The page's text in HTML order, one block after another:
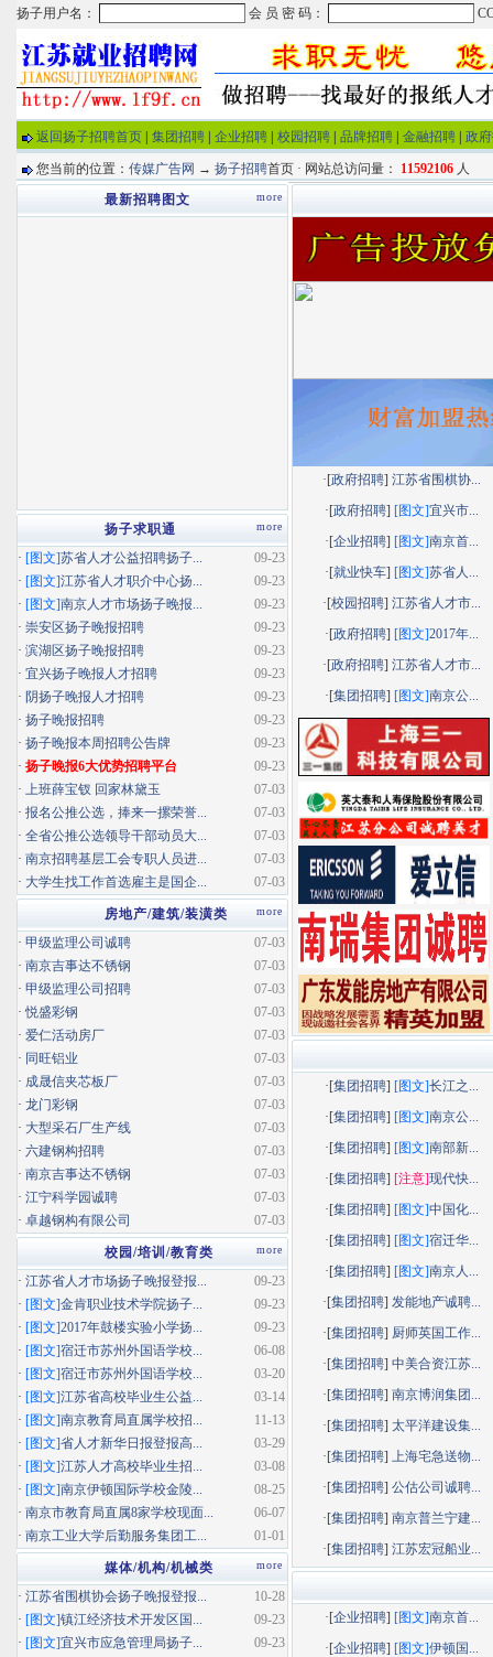
返回扬子招聘首页 集团招聘 企业招聘 校园招聘 品牌招聘 金融招聘 政
您当前的位置： 传媒广告网 → 扬子招聘首页 · 网站总访问量： 11592106 人
·[政府招聘]江苏省围棋协...
·[政府招聘] [图文]宜兴市...
·[企业招聘] [图文]南京首...
·[就业快车] [图文]苏省人...
·[校园招聘]江苏省人才市...
·[政府招聘] [图文]2017年...
·[政府招聘]江苏省人才市...
·[集团招聘] [图文]南京公...
·[集团招聘] [图文]长江之...
·[集团招聘] [图文]南京公...
·[集团招聘] [图文]南部新...
·[集团招聘] [注意]现代快...
·[集团招聘] [图文]中国化...
·[集团招聘] [图文]宿迁华...
·[集团招聘] [图文]南京人...
·[集团招聘]发能地产诚聘...
·[集团招聘] 厨师英国工作...
·[集团招聘]中美合资江苏...
·[集团招聘]南京博润集团...
·[集团招聘]太平洋建设集...
·[集团招聘]上海宅急送物...
·[集团招聘]公估公司诚聘...
·[集团招聘]南京普兰宁建...
·[集团招聘]江苏宏冠船业...
·[企业招聘] [图文]南京首...
·[企业招聘] [图文]伊顿国...
more
最新招聘图文
more
扬子求职通
09-23
· [图文]苏省人才公益招聘扬子...
09-23
· [图文]江苏省人才职介中心扬...
09-23
· [图文]南京人才市场扬子晚报...
09-23
· 崇安区扬子晚报招聘
09-23
· 滨湖区扬子晚报招聘
09-23
· 宜兴扬子晚报人才招聘
09-23
· 阴扬子晚报人才招聘
09-23
· 扬子晚报招聘
09-23
· 扬子晚报本周招聘公告牌
09-23
· 扬子晚报6大优势招聘平台
07-03
· 上班薛宝钗 回家林黛玉
07-03
· 报名公推公选，捧来一摞荣誉...
07-03
· 全省公推公选领导干部动员大...
07-03
· 南京招聘基层工会专职人员进...
07-03
· 大学生找工作首选雇主是国企...
more
房地产/建筑/装潢类
07-03
· 甲级监理公司诚聘
07-03
· 南京吉事达不锈钢
07-03
· 甲级监理公司招聘
07-03
·悦盛彩钢
07-03
· 爱仁活动房厂
07-03
· 同旺铝业
07-03
· 成晟信夹芯板厂
07-03
· 龙门彩钢
07-03
· 大型采石厂生产线
07-03
· 六建钢构招聘
07-03
· 南京吉事达不锈钢
07-03
· 江宁科学园诚聘
07-03
· 卓越钢构有限公司
more
校园/培训/教育类
09-23
· 江苏省人才市场扬子晚报登报...
09-23
· [图文]金肯职业技术学院扬子...
09-23
· [图文]2017年鼓楼实验小学扬...
06-08
· [图文]宿迁市苏州外国语学校...
03-20
· [图文]宿迁市苏州外国语学校...
03-14
· [图文]江苏省高校毕业生公益...
11-13
· [图文]南京教育局直属学校招...
03-29
· [图文]省人才新华日报登报高...
03-08
· [图文]江苏人才高校毕业生招...
08-25
· [图文]南京伊顿国际学校金陵...
06-07
· 南京市教育局直属8家学校现面...
01-01
· 南京工业大学后勤服务集团工...
more
媒体/机构/机械类
10-28
· 江苏省围棋协会扬子晚报登报...
09-23
· [图文]镇江经济技术开发区国...
09-23
· [图文]宜兴市应急管理局扬子...